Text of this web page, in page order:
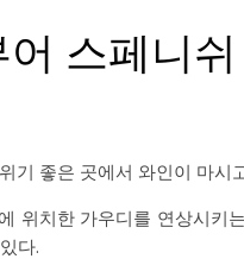
스페니
기 좋은 곳에서 와인이 마시
위치한 가우디를 연상시
다.